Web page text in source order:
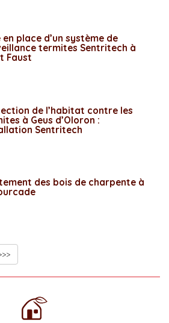
en place d’un système de
termites Sentritech à
Faust
de l’habitat contre les
à Geus d’Oloron :
Sentritech
des bois de charpente à